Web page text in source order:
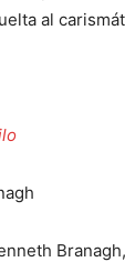
al